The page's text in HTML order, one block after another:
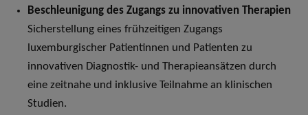
Beschleunigung des Zugangs zu innovativen Therapien
Sicherstellung eines frühzeitigen Zugangs
luxemburgischer Patientinnen und Patienten zu
innovativen Diagnostik- und Therapieansätzen durch
eine zeitnahe und inklusive Teilnahme an klinischen
Studien.